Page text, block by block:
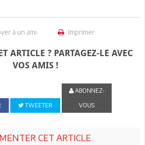
à un ami Imprimer
ARTICLE ? PARTAGEZ-LE AVEC
VOS AMIS !
TWEETER
ABONNEZ-
VOUS
CET ARTICLE